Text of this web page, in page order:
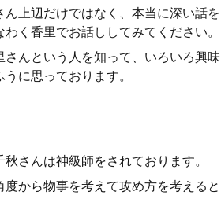
上辺だけではなく、本当に深い話を
く香里でお話ししてみてください。
んという人を知って、いろいろ興味
に思っております。
さんは神級師をされております。
から物事を考えて攻め方を考えると